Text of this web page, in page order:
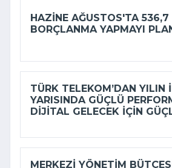
HAZINE AĞUSTOS'TA 536,7
BORÇLANMA YAPMAYI
TÜRK TELEKOM’DAN YILIN
YARISINDA GÜÇLÜ
DIJITAL GELECEK IÇIN
MERKEZI YÖNETIM